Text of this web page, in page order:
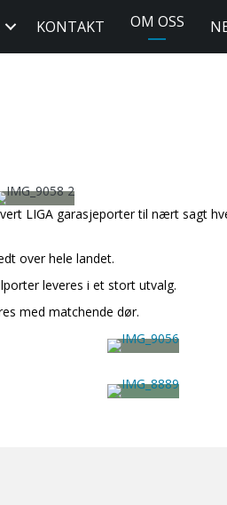
KONTAKT OM OSS
LIGA garasjeporter til nært sagt
over hele landet.
leveres i et stort utvalg.
med matchende dør.